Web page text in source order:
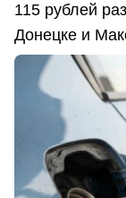
115 рублей
Донецке и